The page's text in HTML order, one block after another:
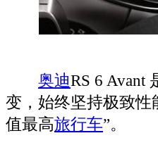
奥迪RS 6 Avant
变，始终坚持极致性
值最高旅行车”。